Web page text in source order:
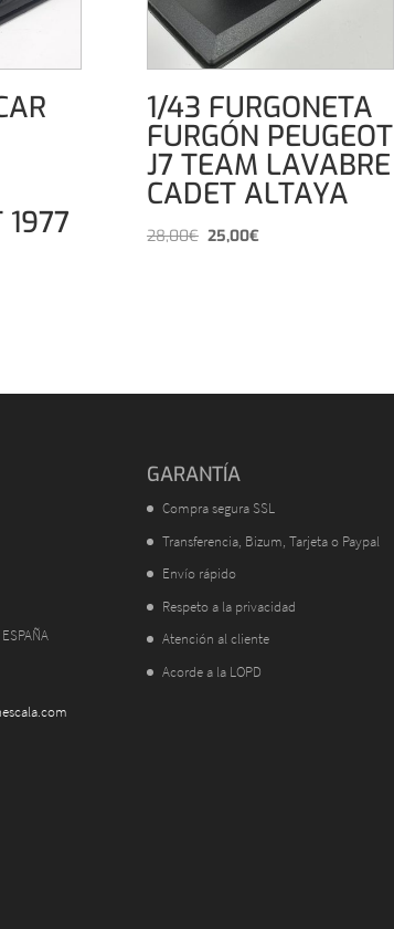
1977
1/43 FURGONETA
FURGÓN PEUGEOT
J7 TEAM LAVABRE
CADET ALTAYA
28,00€El25,00€El
GARANTÍA
Compra segura SSL
Transferencia, Bizum, Tarjeta o Paypal
Envío rápido
Respeto a la privacidad
Atención al cliente
Acorde a la LOPD